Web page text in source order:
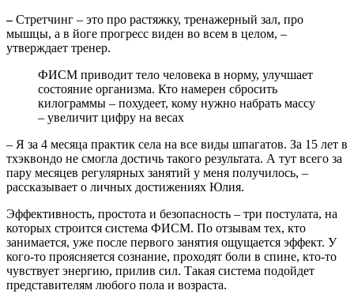
–Стретчинг – это про растяжку, тренажерный зал, про
мышцы, а в йоге прогресс виден во всем в целом, –
утверждает тренер.
ФИСМ приводит тело человека в норму, улучшает
состояние организма. Кто намерен сбросить
килограммы – похудеет, кому нужно набрать массу
– увеличит цифру на весах
– Я за 4 месяца практик села на все виды шпагатов. За 15 лет в
тхэквондо не смогла достичь такого результата. А тут всего за
пару месяцев регулярных занятий у меня получилось, –
рассказывает о личных достижениях Юлия.
Эффективность, простота и безопасность – три постулата, на
которых строится система ФИСМ. По отзывам тех, кто
занимается, уже после первого занятия ощущается эффект. У
кого-то проясняется сознание, проходят боли в спине, кто-то
чувствует энергию, прилив сил. Такая система подойдет
представителям любого пола и возраста.